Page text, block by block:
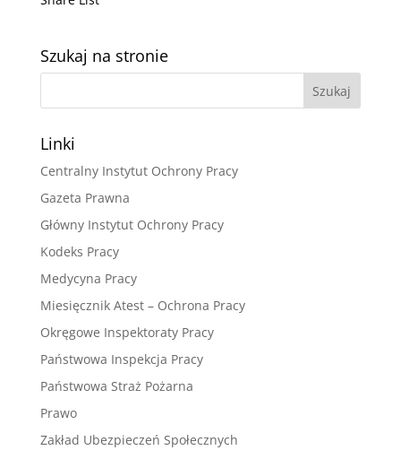
Szukaj na stronie
Linki
Centralny Instytut Ochrony Pracy
Gazeta Prawna
Główny Instytut Ochrony Pracy
Kodeks Pracy
Medycyna Pracy
Miesięcznik Atest – Ochrona Pracy
Okręgowe Inspektoraty Pracy
Państwowa Inspekcja Pracy
Państwowa Straż Pożarna
Prawo
Zakład Ubezpieczeń Społecznych